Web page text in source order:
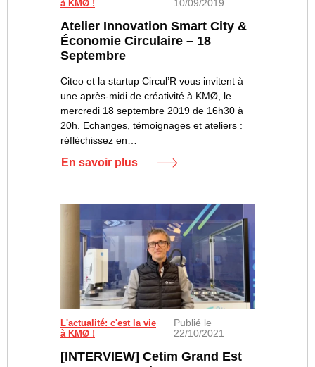
à KMØ ! 10/09/2019
Atelier Innovation Smart City &
Économie Circulaire – 18
Septembre
Citeo et la startup Circul’R vous invitent à
une après-midi de créativité à KMØ, le
mercredi 18 septembre 2019 de 16h30 à
20h. Echanges, témoignages et ateliers :
réfléchissez en…
En savoir plus
L'actualité: c'est la vie
à KMØ !
Publié le
22/10/2021
[INTERVIEW] Cetim Grand Est